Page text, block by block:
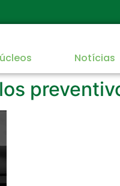
Notícias